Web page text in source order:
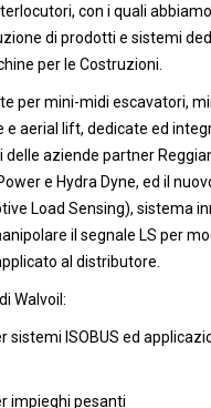
con i quali
di prodotti e sistemi
per le Costruzioni.
per mini-midi escavatori,
aerial lift, dedicate ed
delle aziende partner
e Hydra Dyne, ed il
Load Sensing), sistema
il segnale LS per
al distributore.
Walvoil:
sistemi ISOBUS ed
impieghi pesanti